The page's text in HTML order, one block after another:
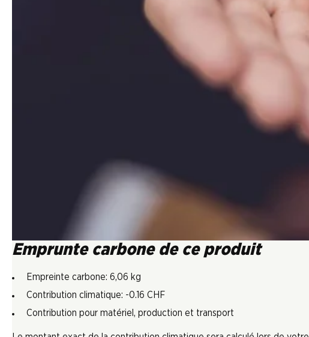
Emprunte carbone de ce produit
Empreinte carbone: 6,06 kg
Contribution climatique: -0.16 CHF
Contribution pour matériel, production et transport